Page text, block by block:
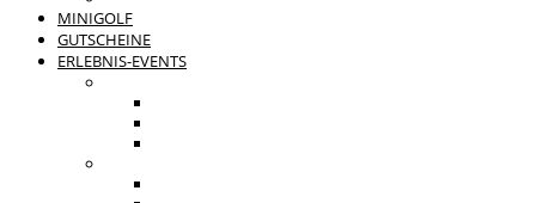
MINIGOLF
GUTSCHEINE
ERLEBNIS-EVENTS